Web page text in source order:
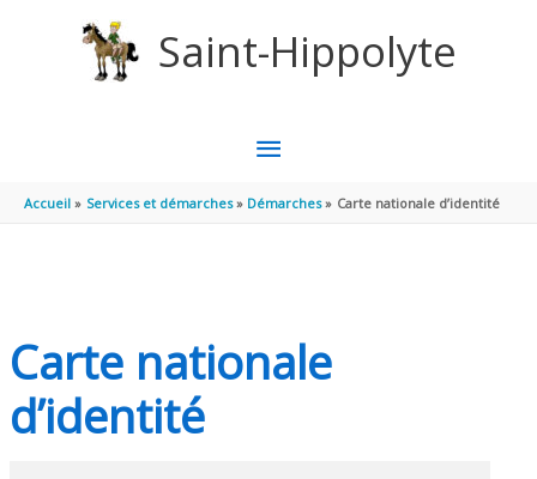
Saint-Hippolyte
MENU
PRINCIPAL
Accueil Services et démarches Démarches Carte nationale d’identité
Carte nationale
d’identité